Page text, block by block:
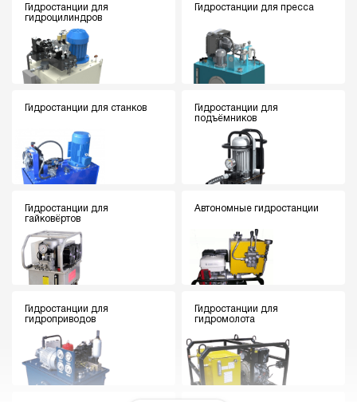
Гидростанции для
гидроцилиндров
Гидростанции для пресса
Гидростанции для станков
Гидростанции для
подъёмников
Гидростанции для
гайковёртов
Автономные гидростанции
Гидростанции для
гидроприводов
Гидростанции для
гидромолота